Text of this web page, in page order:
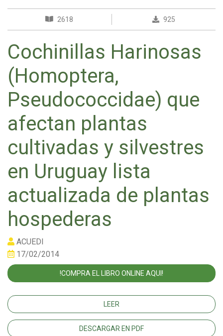
2618 925
Cochinillas Harinosas
(Homoptera,
Pseudococcidae) que
afectan plantas
cultivadas y silvestres
en Uruguay lista
actualizada de plantas
hospederas
ACUEDI
17/02/2014
!COMPRA EL LIBRO ONLINE AQUI!
LEER
DESCARGAR EN PDF